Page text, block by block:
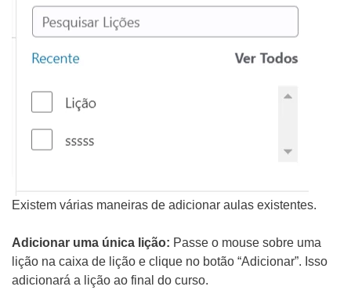
Existem várias maneiras de adicionar aulas existentes.
Adicionar uma única lição: Passe o mouse sobre uma
lição na caixa de lição e clique no botão “Adicionar”. Isso
adicionará a lição ao final do curso.